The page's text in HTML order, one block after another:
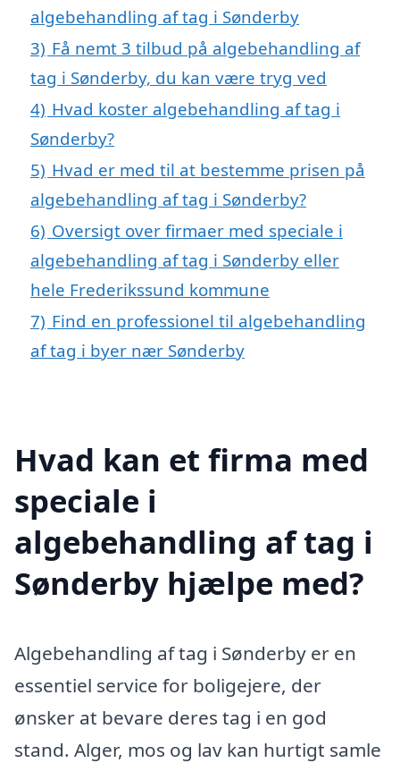
algebehandling af tag i Sønderby
3) Få nemt 3 tilbud på algebehandling af
tag i Sønderby, du kan være tryg ved
4) Hvad koster algebehandling af tag i
Sønderby?
5) Hvad er med til at bestemme prisen på
algebehandling af tag i Sønderby?
6) Oversigt over firmaer med speciale i
algebehandling af tag i Sønderby eller
hele Frederikssund kommune
7) Find en professionel til algebehandling
af tag i byer nær Sønderby
Hvad kan et firma med
speciale i
algebehandling af tag i
Sønderby hjælpe med?
Algebehandling af tag i Sønderby er en
essentiel service for boligejere, der
ønsker at bevare deres tag i en god
stand. Alger, mos og lav kan hurtigt samle